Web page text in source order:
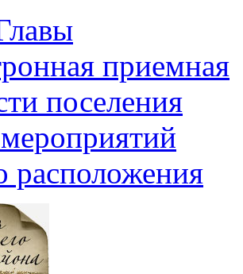
приемная
поселения
расположения